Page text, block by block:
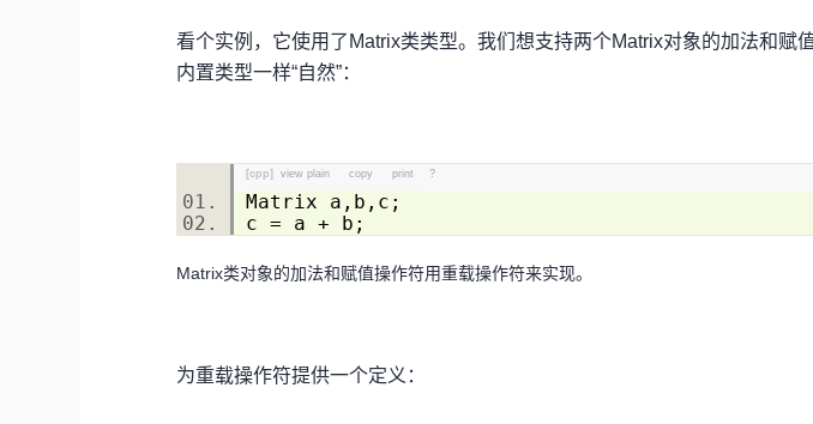
看个实例，它使用了Matrix类类型。我们想支持两个Matrix对象的加法和赋
内置类型一样“自然”：
[cpp] view plain copy print ?
Matrix a,b,c;
c = a + b;
Matrix类对象的加法和赋值操作符用重载操作符来实现。
为重载操作符提供一个定义：